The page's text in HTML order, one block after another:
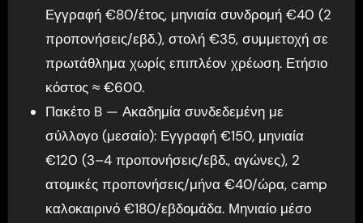
Εγγραφή €80/έτος, μηνιαία συνδρομή €40 (2
προπονήσεις/εβδ.), στολή €35, συμμετοχή σε
πρωτάθλημα χωρίς επιπλέον χρέωση. Ετήσιο
κόστος ≈ €600.
Πακέτο B — Ακαδημία συνδεδεμένη με
σύλλογο (μεσαίο): Εγγραφή €150, μηνιαία
€120 (3–4 προπονήσεις/εβδ., αγώνες), 2
ατομικές προπονήσεις/μήνα €40/ώρα, camp
καλοκαιρινό €180/εβδομάδα. Μηνιαίο μέσο